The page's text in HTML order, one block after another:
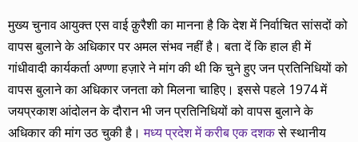
मुख्य चुनाव आयुक्त एस वाई क़ुरैशी का मानना है कि देश में निर्वाचित सांसदों को
वापस बुलाने के अधिकार पर अमल संभव नहीं है। बता दें कि हाल ही में
गांधीवादी कार्यकर्ता अण्णा हज़ारे ने मांग की थी कि चुने हुए जन प्रतिनिधियों को
वापस बुलाने का अधिकार जनता को मिलना चाहिए। इससे पहले 1974 में
जयप्रकाश आंदोलन के दौरान भी जन प्रतिनिधियों को वापस बुलाने के
अधिकार की मांग उठ चुकी है।मध्य प्रदेश में करीब एक दशकसे स्थानीय